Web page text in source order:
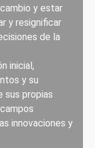
y estar
y resignificar
de la
inicial,
y su
sus propias
innovaciones y